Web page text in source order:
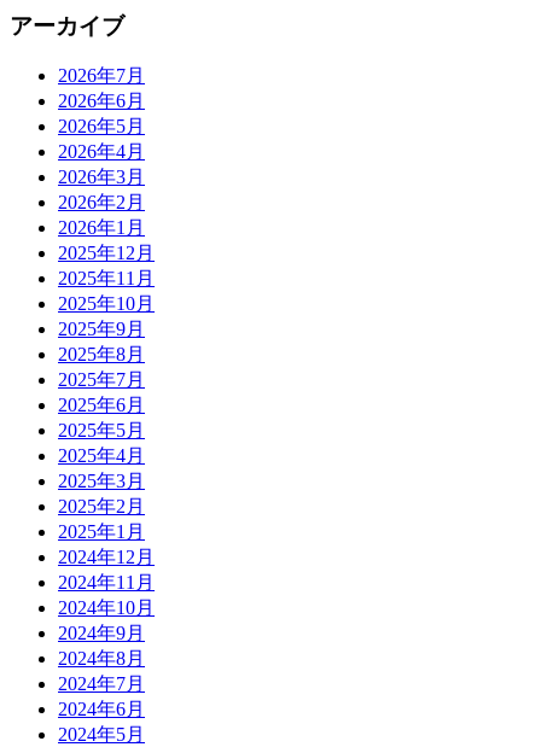
アーカイブ
2026年7月
2026年6月
2026年5月
2026年4月
2026年3月
2026年2月
2026年1月
2025年12月
2025年11月
2025年10月
2025年9月
2025年8月
2025年7月
2025年6月
2025年5月
2025年4月
2025年3月
2025年2月
2025年1月
2024年12月
2024年11月
2024年10月
2024年9月
2024年8月
2024年7月
2024年6月
2024年5月